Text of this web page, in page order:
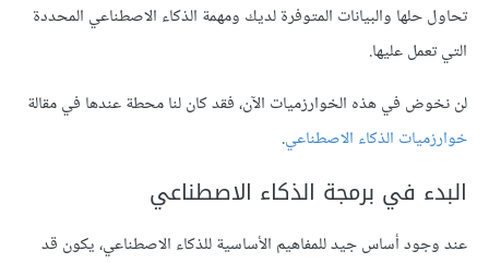
تحاول حلها والبيانات المتوفرة لديك ومهمة الذكاء الاصطناعي المحددة
التي تعمل عليها.
لن نخوض في هذه الخوارزميات الآن، فقد كان لنا محطة عندها في مقالة
خوارزميات الذكاء الاصطناعي.
البدء في برمجة الذكاء الاصطناعي
عند وجود أساس جيد للمفاهيم الأساسية للذكاء الاصطناعي، يكون قد